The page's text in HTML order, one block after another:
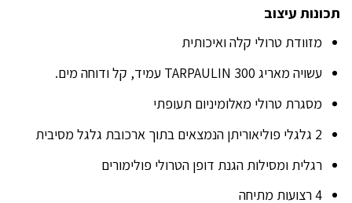
תכונות עיצוב
מזוודת טרולי קלה ואיכותית
עשויה מאריג 300 TARPAULIN עמיד, קל ודוחה מים.
מסגרת טרולי מאלומיניום תעופתי
2 גלגלי פוליאוריתן הנמצאים בתוך ארכובת גלגל מסיבית
רגלית ומסילות הגנת דופן הטרולי פולימורים
4 רצועות מתיחה